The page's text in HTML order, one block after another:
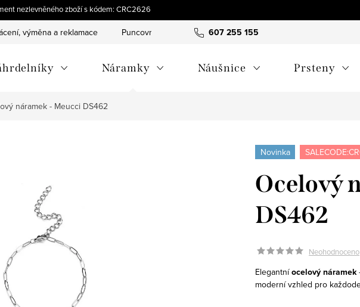
nezlevněného zboží s kódem: CRC2626
607 255 155
výměna a reklamace Puncovní značky Hodnocení obchodu
Náramky Náušnice Prsteny
náramek - Meucci DS462
Novinka
Ocelový
DS462
Neohodnoceno
Elegantníocelový náramek
moderní vzhled pro